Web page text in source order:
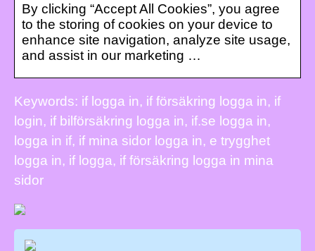
By clicking “Accept All Cookies”, you agree
to the storing of cookies on your device to
enhance site navigation, analyze site usage,
and assist in our marketing …
Keywords: if logga in, if försäkring logga in, if
login, if bilförsäkring logga in, if.se logga in,
logga in if, if mina sidor logga in, e trygghet
logga in, if logga, if försäkring logga in mina
sidor